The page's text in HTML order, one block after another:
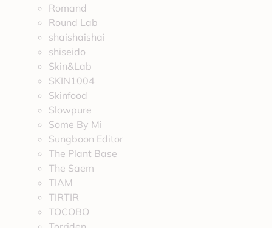
Romand
Round Lab
shaishaishai
shiseido
Skin&Lab
SKIN1004
Skinfood
Slowpure
Some By Mi
Sungboon Editor
The Plant Base
The Saem
TIAM
TIRTIR
TOCOBO